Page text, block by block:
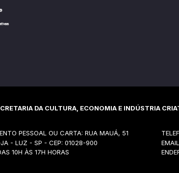
DA CULTURA, ECONOMIA E INDÚSTRIA
PESSOAL OU CARTA: RUA MAUÁ, 51
- LUZ - SP - CEP: 01028-900
10H ÀS 17H HORAS